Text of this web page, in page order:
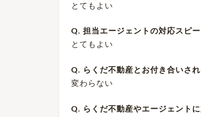
とてもよい
Q. 担当エージェントの対応スピ
とてもよい
Q. らくだ不動産とお付き合いさ
変わらない
Q. らくだ不動産やエージェント